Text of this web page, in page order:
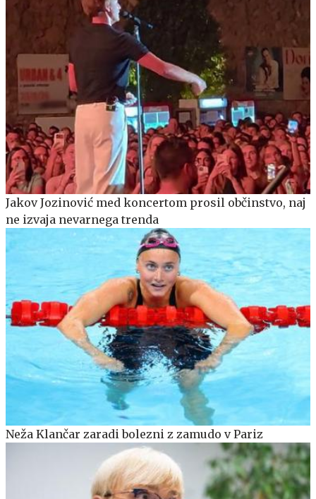
Jakov Jozinović med koncertom prosil občinstvo, naj
ne izvaja nevarnega trenda
Neža Klančar zaradi bolezni z zamudo v Pariz